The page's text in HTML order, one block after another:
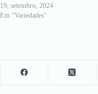
19, setembro, 2024
Em "Variedades"